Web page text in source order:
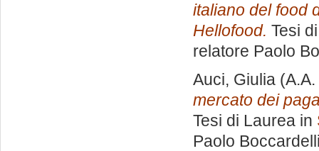
italiano del food
Hellofood. Tesi
relatore Paolo
Auci, Giulia
mercato dei
Tesi di Laurea in
Paolo